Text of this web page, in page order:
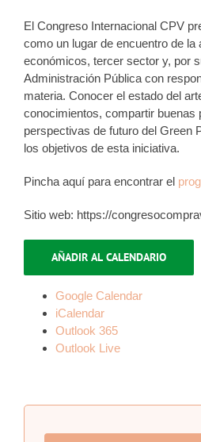
El Congreso Internacional CPV
como un lugar de encuentro de la
económicos, tercer sector y, por
Administración Pública con
materia. Conocer el estado del
conocimientos, compartir buenas
perspectivas de futuro del Green
los objetivos de esta iniciativa.
Pincha aquí para encontrar el
Sitio web: https://
AÑADIR AL CALENDARIO
Google Calendar
iCalendar
Outlook 365
Outlook Live